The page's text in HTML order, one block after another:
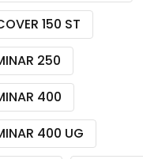
150 ST
250
400
400 UG